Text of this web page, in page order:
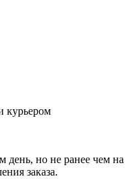
курьером
день, но не ранее чем на
заказа.